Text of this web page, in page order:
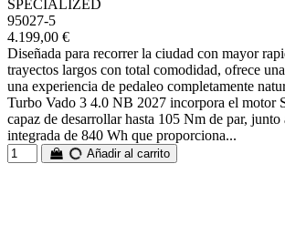
SPECIALIZED
95027-5
4.199,00 €
Diseñada para recorrer la ciudad con mayor
trayectos largos con total comodidad, ofrece
una experiencia de pedaleo completamente
Turbo Vado 3 4.0 NB 2027 incorpora el motor
capaz de desarrollar hasta 105 Nm de par, junto
integrada de 840 Wh que proporciona...
Añadir al carrito